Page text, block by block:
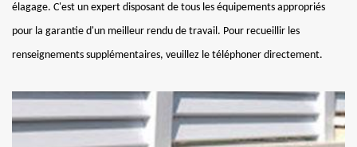
élagage. C'est un expert disposant de tous les équipements appropriés
pour la garantie d'un meilleur rendu de travail. Pour recueillir les
renseignements supplémentaires, veuillez le téléphoner directement.